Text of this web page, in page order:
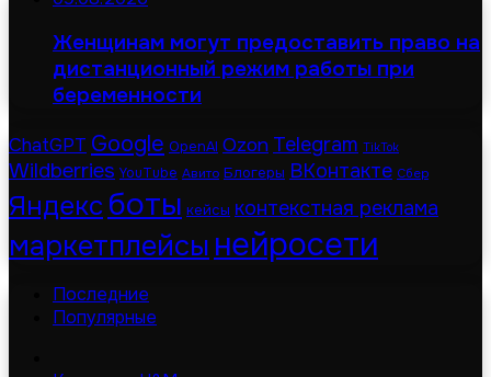
Женщинам могут предоставить право на
дистанционный режим работы при
беременности
ChatGPT Google OpenAI Ozon Telegram TikTok
Wildberries YouTube Авито Блогеры ВКонтакте Сбер
Яндексботы кейсы контекстная реклама
маркетплейсы нейросети
Последние
Популярные